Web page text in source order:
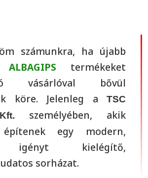
számunkra, ha újabb
ALBAGIPS termékeket
vásárlóval bővül
köre. Jelenleg a
TSC
személyében, akik
építenek egy modern,
igényt kielégítő,
sorházat.